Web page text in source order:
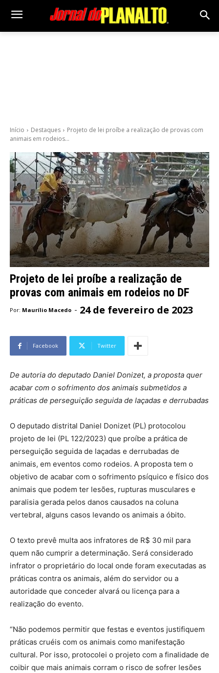
Início Destaques
Projeto de lei proíbe a realização de provas com
animais em rodeios...
Projeto de lei proíbe a realização de
provas com animais em rodeios no DF
Por: Maurílio Macedo - 24 de fevereiro de 2023
Facebook Twitter
De autoria do deputado Daniel Donizet, a proposta quer
acabar com o sofrimento dos animais submetidos a
práticas de perseguição seguida de laçadas e derrubadas
O deputado distrital Daniel Donizet (PL) protocolou
projeto de lei (PL 122/2023) que proíbe a prática de
perseguição seguida de laçadas e derrubadas de
animais, em eventos como rodeios. A proposta tem o
objetivo de acabar com o sofrimento psíquico e físico dos
animais que podem ter lesões, rupturas musculares e
paralisia gerada pelos danos causados na coluna
vertebral, alguns casos levando os animais a óbito.
O texto prevê multa aos infratores de R$ 30 mil para
quem não cumprir a determinação. Será considerado
infrator o proprietário do local onde foram executadas as
práticas contra os animais, além do servidor ou a
autoridade que conceder alvará ou licença para a
realização do evento.
“Não podemos permitir que festas e eventos justifiquem
práticas cruéis com os animais como manifestação
cultural. Por isso, protocolei o projeto com a finalidade de
coibir que mais animais corram o risco de sofrer lesões